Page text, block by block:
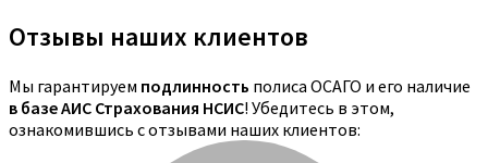
Отзывы наших клиентов
Мы гарантируем подлинность полиса ОСАГО и его наличие
в базе АИС Страхования НСИС! Убедитесь в этом,
ознакомившись с отзывами наших клиентов: